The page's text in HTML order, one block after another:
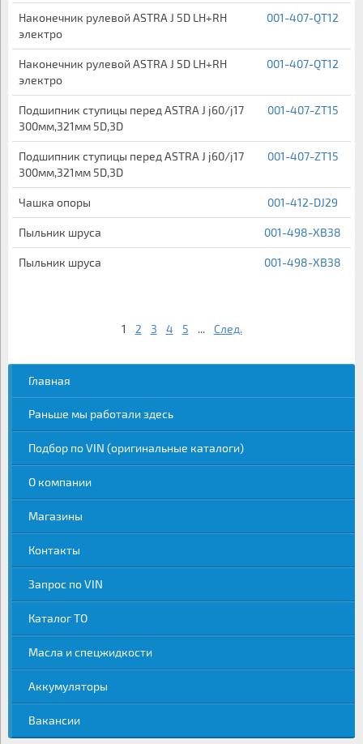
Наконечник рулевой ASTRA J 5D LH+RH
электро
001-407-QT12
Наконечник рулевой ASTRA J 5D LH+RH
электро
001-407-QT12
Подшипник ступицы перед ASTRA J j60/j17
300мм,321мм 5D,3D
001-407-ZT15
Подшипник ступицы перед ASTRA J j60/j17
300мм,321мм 5D,3D
001-407-ZT15
Чашка опоры 001-412-DJ29
Пыльник шруса 001-498-XB38
Пыльник шруса 001-498-XB38
1 2 3 4 5 ... След.
Главная
Раньше мы работали здесь
Подбор по VIN (оригинальные каталоги)
О компании
Магазины
Контакты
Запрос по VIN
Каталог ТО
Масла и спецжидкости
Аккумуляторы
Вакансии